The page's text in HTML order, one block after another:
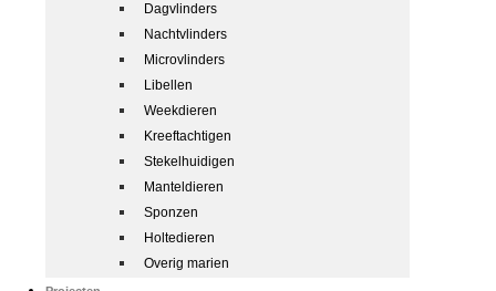
Dagvlinders
Nachtvlinders
Microvlinders
Libellen
Weekdieren
Kreeftachtigen
Stekelhuidigen
Manteldieren
Sponzen
Holtedieren
Overig marien